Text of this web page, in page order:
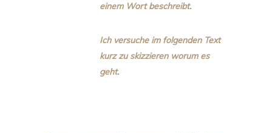
einem Wort beschreibt.
Ich versuche im folgenden Text
kurz zu skizzieren worum es
geht.